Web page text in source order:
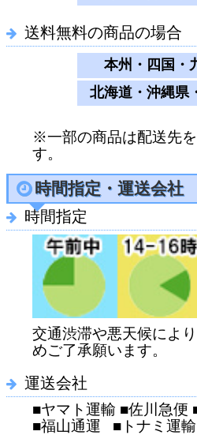
送料無料の商品の場合
本州・四国・
北海道・沖縄県
※一部の商品は配送先
す。
時間指定・運送会社
時間指定
交通渋滞や悪天候によ
めご了承願います。
運送会社
■ヤマト運輸 ■佐川急便
■福山通運 ■トナミ運